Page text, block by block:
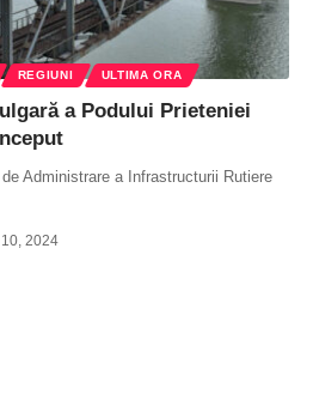
REGIUNI ULTIMA ORA
a Podului Prieteniei
Administrare a Infrastructurii Rutiere
2024